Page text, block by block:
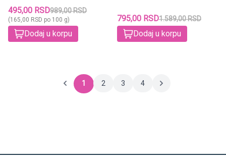
495,00 RSD989,00 RSD
(165,00 RSD po 100 g)
Dodaj u korpu
795,00 RSD1.589,00 RSD
Dodaj u korpu
1 2 3 4